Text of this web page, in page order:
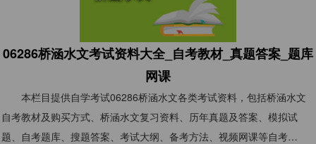
06286桥涵水文考试资料大全_自考教材_真题答案_题库
网课
本栏目提供自学考试06286桥涵水文各类考试资料，包括桥涵水文
自考教材及购买方式、桥涵水文复习资料、历年真题及答案、模拟试
题、自考题库、搜题答案、考试大纲、备考方法、视频网课等自考